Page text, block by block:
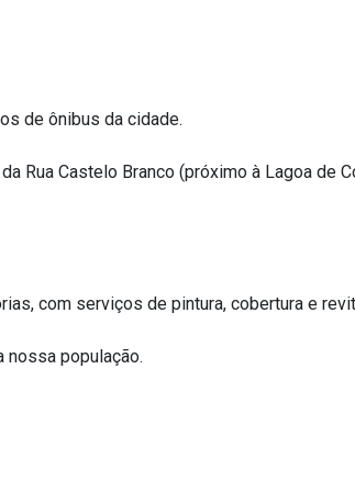
de ônibus da cidade.
Rua Castelo Branco (próximo à Lagoa de
com serviços de pintura, cobertura e
nossa população.